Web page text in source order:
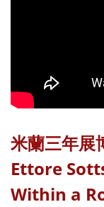
米蘭三年展
Ettore
Within a